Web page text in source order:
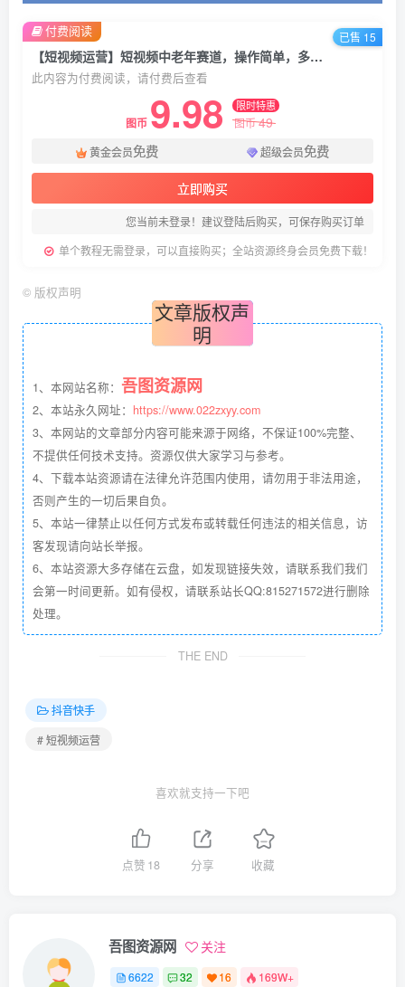
【短视频运营】短视频中老年赛道，操作简单，多平台收益，无脑搬运日入500+
此内容为付费阅读，请付费后查看
图币 9.98 限时特惠
图币49
黄金会员免费 超级会员免费
立即购买
您当前未登录！建议登陆后购买，可保存购买订单
单个教程无需登录，可以直接购买；全站资源终身会员免费下载！
付费阅读 已售 15
© 版权声明
文章版权声
明
1、本网站名称： 吾图资源网
2、本站永久网址： https://www.022zxyy.com
3、本网站的文章部分内容可能来源于网络，不保证100%完整、
不提供任何技术支持。资源仅供大家学习与参考。
4、下载本站资源请在法律允许范围内使用，请勿用于非法用途，
否则产生的一切后果自负。
5、本站一律禁止以任何方式发布或转载任何违法的相关信息，访
客发现请向站长举报。
6、本站资源大多存储在云盘，如发现链接失效，请联系我们我们
会第一时间更新。如有侵权，请联系站长QQ:815271572进行删除
处理。
THE END
抖音快手
# 短视频运营
喜欢就支持一下吧
点赞 18 分享 收藏
吾图资源网 关注
6622 32 16 169W+